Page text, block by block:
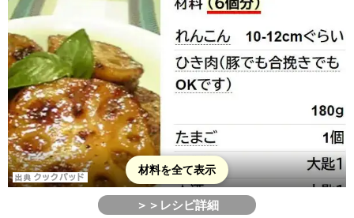
材料を全て表示
＞＞レシピ詳細